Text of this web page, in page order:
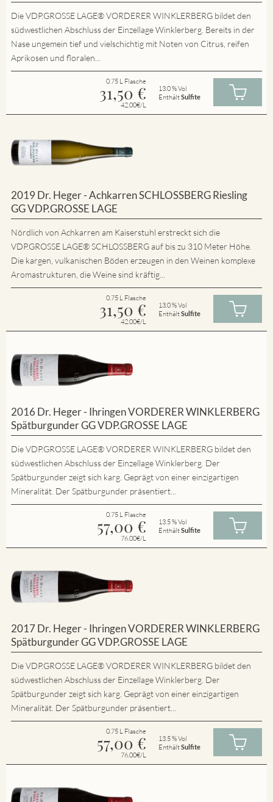
Die VDP.GROSSE LAGE® VORDERER WINKLERBERG bildet den
südwestlichen Abschluss der Einzellage Winklerberg. Bereits in der
Nase ungemein tief und vielschichtig mit Noten von Citrus, reifen
Aprikosen und floralen...
0.75 L Flasche
31,50 €
42.00€/L
13.0 % Vol
EnthältSulfite
2019 Dr. Heger - Achkarren SCHLOSSBERG Riesling
GG VDP.GROSSE LAGE
Nördlich von Achkarren am Kaiserstuhl erstreckt sich die
VDP.GROSSE LAGE® SCHLOSSBERG auf bis zu 310 Meter Höhe.
Die kargen, vulkanischen Böden erzeugen in den Weinen komplexe
Aromastrukturen, die Weine sind kräftig...
0.75 L Flasche
31,50 €
42.00€/L
13.0 % Vol
EnthältSulfite
2016 Dr. Heger - Ihringen VORDERER WINKLERBERG
Spätburgunder GG VDP.GROSSE LAGE
Die VDP.GROSSE LAGE® VORDERER WINKLERBERG bildet den
südwestlichen Abschluss der Einzellage Winklerberg. Der
Spätburgunder zeigt sich karg. Geprägt von einer einzigartigen
Mineralität. Der Spätburgunder präsentiert...
0.75 L Flasche
57,00 €
76.00€/L
13.5 % Vol
EnthältSulfite
2017 Dr. Heger - Ihringen VORDERER WINKLERBERG
Spätburgunder GG VDP.GROSSE LAGE
Die VDP.GROSSE LAGE® VORDERER WINKLERBERG bildet den
südwestlichen Abschluss der Einzellage Winklerberg. Der
Spätburgunder zeigt sich karg. Geprägt von einer einzigartigen
Mineralität. Der Spätburgunder präsentiert...
0.75 L Flasche
57,00 €
76.00€/L
13.5 % Vol
EnthältSulfite